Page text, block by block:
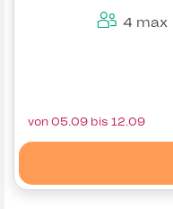
4 max
von 05.09 bis 12.09